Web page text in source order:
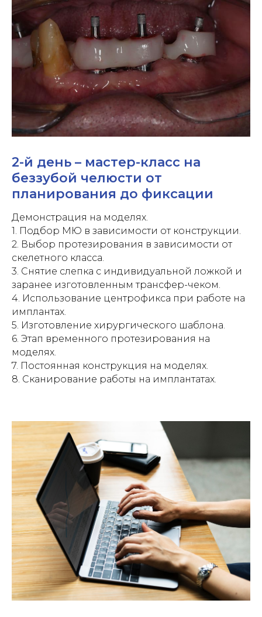
2-й день – мастер-класс на
беззубой челюсти от
планирования до фиксации
Демонстрация на моделях.
1. Подбор МЮ в зависимости от конструкции.
2. Выбор протезирования в зависимости от
скелетного класса.
3. Снятие слепка с индивидуальной ложкой и
заранее изготовленным трансфер-чеком.
4. Использование центрофикса при работе на
имплантах.
5. Изготовление хирургического шаблона.
6. Этап временного протезирования на
моделях.
7. Постоянная конструкция на моделях.
8. Сканирование работы на имплантатах.